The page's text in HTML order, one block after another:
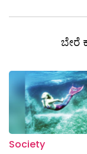
ಬೇರೆ
Society